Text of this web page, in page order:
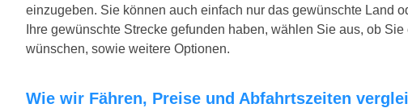
einzugeben. Sie können auch einfach nur das gewünschte Land
Ihre gewünschte Strecke gefunden haben, wählen Sie aus, ob
wünschen, sowie weitere Optionen.
Wie wir Fähren, Preise und Abfahrtszeiten